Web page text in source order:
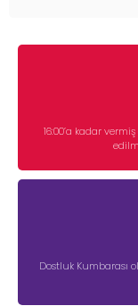
16:00’a kadar
Dostluk Kumbarası